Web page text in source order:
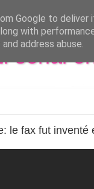
serial
le fax fut inventé
Google to deliver
with
address abuse.